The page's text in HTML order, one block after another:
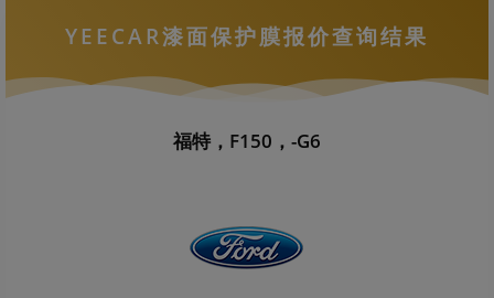
YEECAR漆面保护膜报价查询结果
福特，F150，-G6